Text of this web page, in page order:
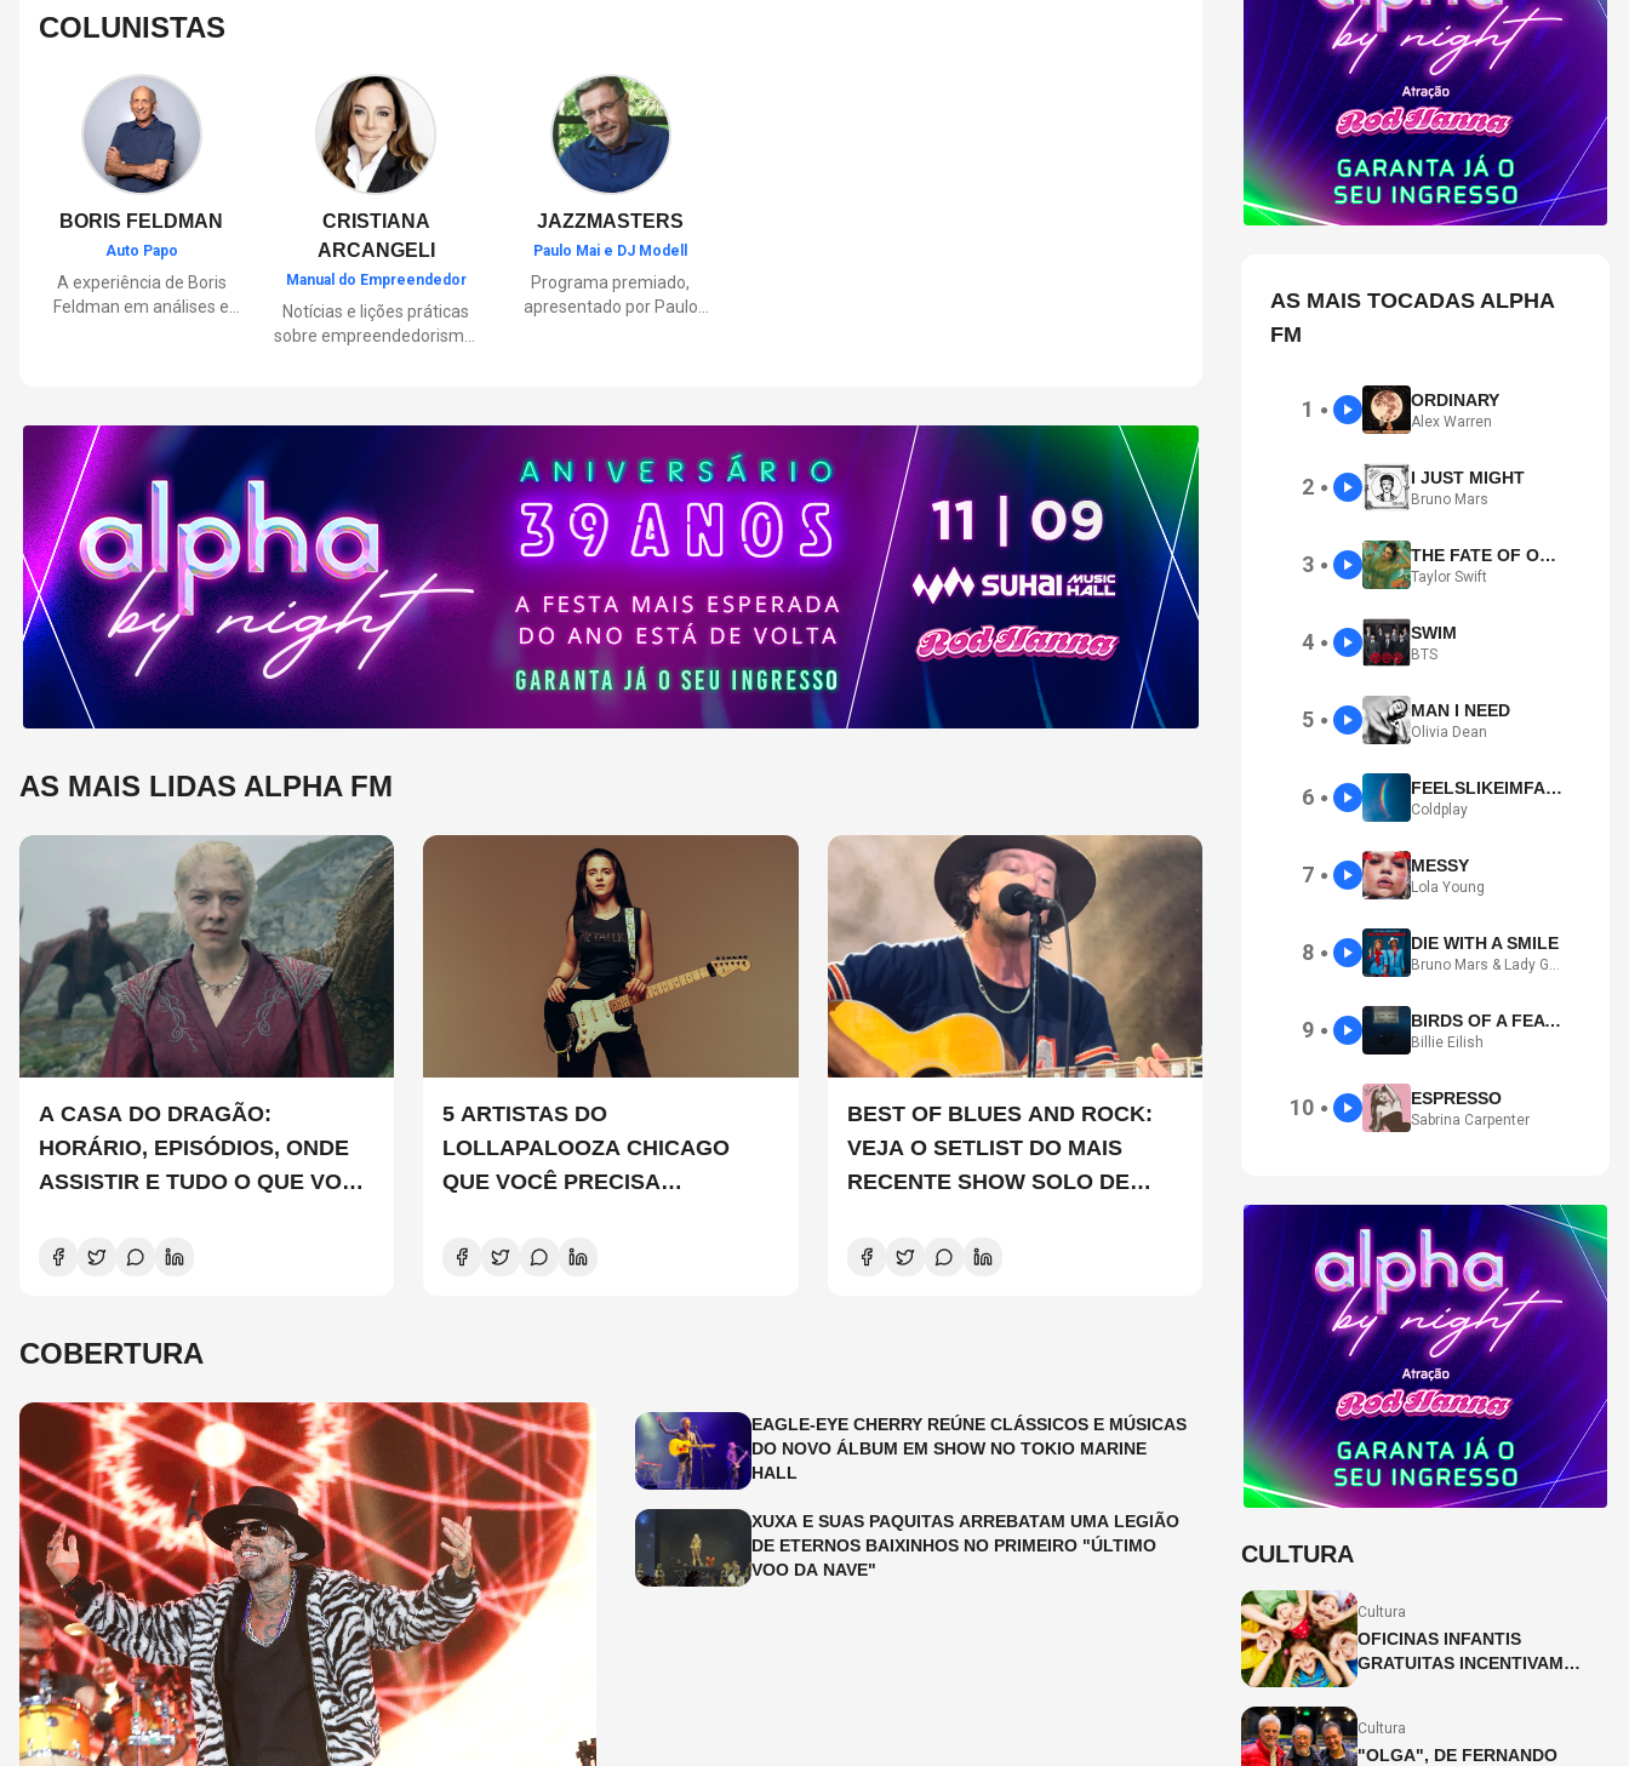
COLUNISTAS
BORIS FELDMAN
Auto Papo
A experiência de Boris
Feldman em análises e
manutenção,
lançamentos, tecnologia e
tudo o que envolve o dia a
dia dos motoristas.
CRISTIANA
ARCANGELI
Manual do Empreendedor
Notícias e lições práticas
sobre empreendedorismo,
JAZZMASTERS
Paulo Mai e DJ Modell
Programa premiado,
apresentado por Paulo
Soul ao House.
Lançamentos e histórias
sobre artistas e
movimentos que
nasceram a partir do jazz
e ajudaram a moldar a
música contemporânea.
AS MAIS LIDAS ALPHA FM
A CASA DO DRAGÃO:
HORÁRIO, EPISÓDIOS, ONDE
ASSISTIR E TUDO O QUE VOCÊ
NOVA TEMPORADA
5 ARTISTAS DO
LOLLAPALOOZA CHICAGO
QUE VOCÊ PRECISA
BEST OF BLUES AND ROCK:
VEJA O SETLIST DO MAIS
RECENTE SHOW SOLO DE
COBERTURA
EAGLE-EYE CHERRY REÚNE CLÁSSICOS E MÚSICAS
DO NOVO ÁLBUM EM SHOW NO TOKIO MARINE
HALL
XUXA E SUAS PAQUITAS ARREBATAM UMA LEGIÃO
DE ETERNOS BAIXINHOS NO PRIMEIRO "ÚLTIMO
VOO DA NAVE"
AS MAIS TOCADAS ALPHA
FM
1 ● ORDINARY
Alex Warren
2 ● I JUST MIGHT
Bruno Mars
3 ● THE FATE OF OPHELIA
Taylor Swift
4 ● SWIM
BTS
5 ● MAN I NEED
Olivia Dean
6 ● FEELSLIKEIMFALLINGINLOVE
Coldplay
7 ● MESSY
Lola Young
8 ● DIE WITH A SMILE
Bruno Mars & Lady Gaga
9 ● BIRDS OF A FEATHER
Billie Eilish
10 ● ESPRESSO
Sabrina Carpenter
CULTURA
Cultura
OFICINAS INFANTIS
GRATUITAS INCENTIVAM
Cultura
"OLGA", DE FERNANDO